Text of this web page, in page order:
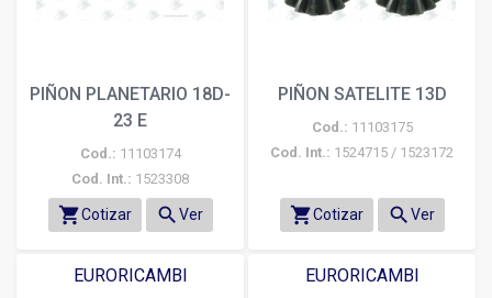
PIÑON PLANETARIO 18D-
23 E
Cod.: 11103174
Cod. Int.: 1523308
shopping_cartCotizar search Ver
PIÑON SATELITE 13D
Cod.: 11103175
Cod. Int.: 1524715 / 1523172
shopping_cartCotizar search Ver
EURORICAMBI EURORICAMBI